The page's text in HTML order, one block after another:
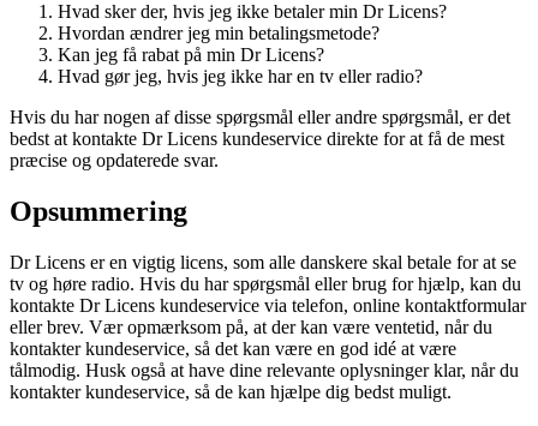
Hvad sker der, hvis jeg ikke betaler min Dr Licens?
Hvordan ændrer jeg min betalingsmetode?
Kan jeg få rabat på min Dr Licens?
Hvad gør jeg, hvis jeg ikke har en tv eller radio?
Hvis du har nogen af disse spørgsmål eller andre spørgsmål, er det
bedst at kontakte Dr Licens kundeservice direkte for at få de mest
præcise og opdaterede svar.
Opsummering
Dr Licens er en vigtig licens, som alle danskere skal betale for at se
tv og høre radio. Hvis du har spørgsmål eller brug for hjælp, kan du
kontakte Dr Licens kundeservice via telefon, online kontaktformular
eller brev. Vær opmærksom på, at der kan være ventetid, når du
kontakter kundeservice, så det kan være en god idé at være
tålmodig. Husk også at have dine relevante oplysninger klar, når du
kontakter kundeservice, så de kan hjælpe dig bedst muligt.